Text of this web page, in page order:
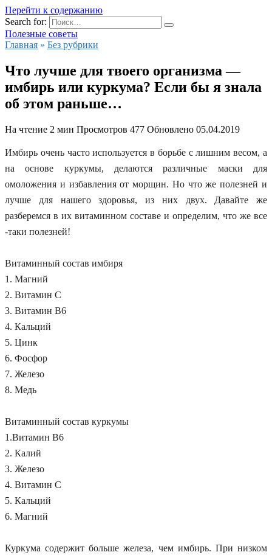
Перейти к содержанию
Search for:
Полезные советы
Главная » Без рубрики
Что лучше для твоего организма —
имбирь или куркума? Если бы я знала
об этом раньше…
На чтение 2 мин Просмотров 477 Обновлено 05.04.2019
Имбирь очень часто используется в борьбе с лишним весом, а
на основе куркумы, делаются различные маски для
омоложения и избавления от морщин. Но что же полезней и
лучше для нашего здоровья, из них двух. Давайте же
разберемся в их витаминном составе и определим, что же все
-таки полезней!
Витаминный состав имбиря
1. Магний
2. Витамин С
3. Витамин В6
4. Кальций
5. Цинк
6. Фосфор
7. Железо
8. Медь
Витаминный состав куркумы
1.Витамин В6
2. Калий
3. Железо
4. Витамин С
5. Кальций
6. Магний
Куркума содержит больше железа, чем имбирь. При низком